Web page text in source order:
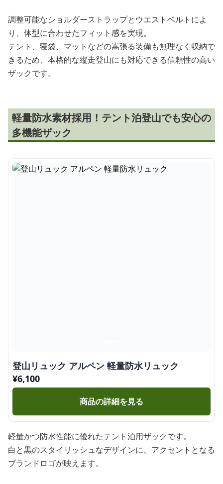
調整可能なショルダーストラップとウエストベルトによ
り、体型に合わせたフィット感を実現。
テント、寝袋、マットなどの嵩張る装備も無理なく収納で
きるため、本格的な縦走登山にも対応できる信頼性の高い
ザックです。
軽量防水素材採用！テント泊登山でも安心の
多機能ザック
登山リュック アルペン 軽量防水リュック
¥6,100
商品の詳細を見る
軽量かつ防水性能に優れたテント泊用ザックです。
白と黒のスタイリッシュなデザインに、アクセントとなる
ブランドロゴが映えます。